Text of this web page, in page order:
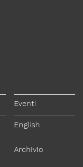
Eventi
English
Archivio